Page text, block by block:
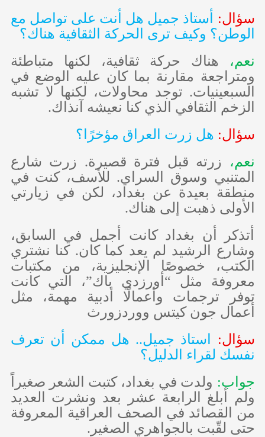
سؤال:
أستاذ جميل هل أنت على تواصل مع
الوطن؟ وكيف ترى الحركة الثقافية هناك؟
نعم، هناك حركة ثقافية، لكنها متباطئة
ومتراجعة مقارنة بما كان عليه الوضع في
السبعينيات. توجد محاولات، لكنها لا تشبه
الزخم الثقافي الذي كنا نعيشه آنذاك.
سؤال: هل زرت العراق مؤخرًا؟
نعم، زرته قبل فترة قصيرة. زرت شارع
المتنبي وسوق السراي. للأسف، كنت في
منطقة بعيدة عن بغداد، لكن في زيارتي
الأولى ذهبت إلى هناك.
أتذكر أن بغداد كانت أجمل في السابق،
وشارع الرشيد لم يعد كما كان. كنا نشتري
الكتب، خصوصًا الإنجليزية، من مكتبات
معروفة مثل “أورزدي باك”، التي كانت
توفر ترجمات وأعمالًا أدبية مهمة، مثل
أعمال جون كيتس ووردزورث
سؤال:
استاذ جميل.. هل ممكن أن تعرف
نفسك لقراء الدليل؟
جواب: ولدت في بغداد، كتبت الشعر صغيراً
ولم أبلغ الرابعة عشر بعد ونشرت العديد
من القصائد في الصحف العراقية المعروفة
حتى لقّبت بالجواهري الصغير.